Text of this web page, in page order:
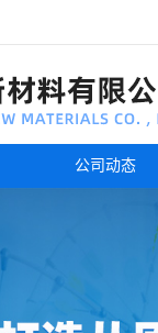
公司动态